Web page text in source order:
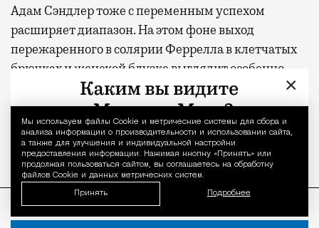
Уведомление
Мы используем файлы Сookie и метрические системы для сбора и
анализа информации о производительности и использовании сайта,
а также для улучшения и индивидуальной настройки
предоставления информации. Нажимая кнопку «Принять» или
продолжая пользоваться сайтом, вы соглашаетесь на обработку
файлов Cookie и данных метрических систем.
Принять Подробнее
Адам Сэндлер тоже с переменным успехом
расширяет диапазон. На этом фоне выход
пережаренного в солярии Феррелла в клетчатых
брючках и женской блузке выглядит особенно
эффектно. В «Ястребе» почти нарочито не звучит
ни одна повесточная тема, однако герой слишком
уж похож на действующего президента США,
чтобы записать авторов в эскаписты.
×